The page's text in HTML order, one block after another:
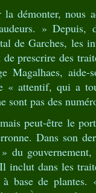
démonter, nous
» Depuis,
de Garches, les
prescrire des
Magalhaes,
« attentif, qui a
sont pas des
peut-être le
Dans son
du
inclut dans les
base de